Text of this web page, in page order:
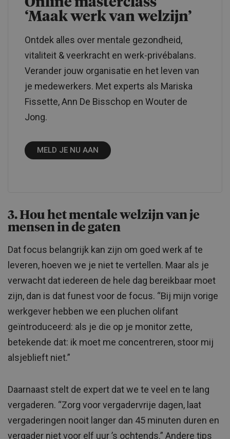
‘Maak werk van welzijn’
Ontdek alles over mentale gezondheid,
vitaliteit & veerkracht en werk-privébalans.
Verander jouw organisatie en het leven van
je medewerkers. Met experts als Mariska
Fissette, Ann De Bisschop en Wouter de
Jong.
MELD JE NU AAN
3. Hou het mentale welzijn van je
mensen in de gaten
Dat focus belangrijk kan zijn om goed werk af te
leveren, hoeven we je niet te vertellen. Maar als je
verwacht dat iedereen de hele dag bereikbaar moet
zijn, dan is dat funest voor de focus. “Bij mijn vorige
werkgever hebben we een pluchen olifant
geïntroduceerd: als je die op je monitor zette,
betekende dat: ik moet me concentreren, stoor mij
alsjeblieft niet.”
Daarnaast stelt de expert dat we te veel en te lang
vergaderen. “Zorg voor vergadervrije dagen, laat
vergaderingen nooit langer dan 45 minuten duren en
vergader niet voor elf uur ’s ochtends.” Andere tips